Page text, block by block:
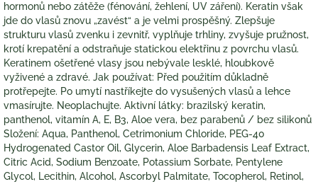
hormonů nebo zátěže (fénování, žehlení, UV záření). Keratin však
jde do vlasů znovu „zavést“ a je velmi prospěšný. Zlepšuje
strukturu vlasů zvenku i zevnitř, vyplňuje trhliny, zvyšuje pružnost,
krotí krepatění a odstraňuje statickou elektřinu z povrchu vlasů.
Keratinem ošetřené vlasy jsou nebývale lesklé, hloubkově
vyživené a zdravé. Jak používat: Před použitím důkladně
protřepejte. Po umytí nastříkejte do vysušených vlasů a lehce
vmasírujte. Neoplachujte. Aktivní látky: brazilský keratin,
panthenol, vitamín A, E, B3, Aloe vera, bez parabenů / bez silikonů
Složení: Aqua, Panthenol, Cetrimonium Chloride, PEG-40
Hydrogenated Castor Oil, Glycerin, Aloe Barbadensis Leaf Extract,
Citric Acid, Sodium Benzoate, Potassium Sorbate, Pentylene
Glycol, Lecithin, Alcohol, Ascorbyl Palmitate, Tocopherol, Retinol,